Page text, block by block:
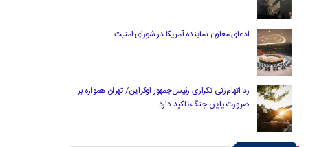
ادعای معاون نماینده آمریکا در شورای امنیت
رد اتهام‌زنی تکراری رئیس‌جمهور اوکراین/ تهران همواره بر
ضرورت پایان جنگ تاکید دارد